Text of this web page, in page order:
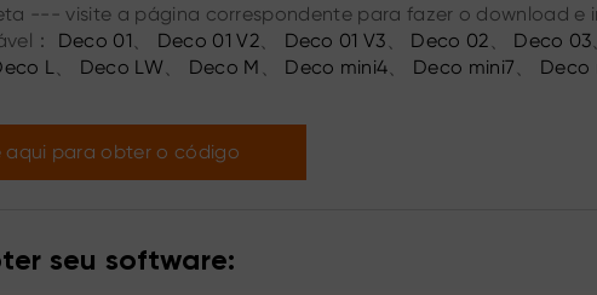
--- visite a página correspondente para fazer o download e
： Deco 01、 Deco 01 V2、 Deco 01 V3、 Deco 02、 Deco 03
L、 Deco LW、 Deco M 、 Deco mini4、 Deco mini7、 Deco
aqui para obter o código
seu software: